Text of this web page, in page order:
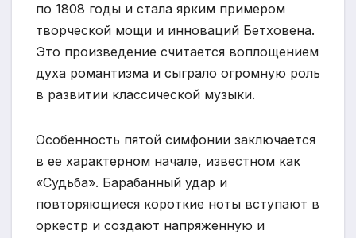
по 1808 годы и стала ярким примером
творческой мощи и инноваций Бетховена.
Это произведение считается воплощением
духа романтизма и сыграло огромную роль
в развитии классической музыки.
Особенность пятой симфонии заключается
в ее характерном начале, известном как
«Судьба». Барабанный удар и
повторяющиеся короткие ноты вступают в
оркестр и создают напряженную и